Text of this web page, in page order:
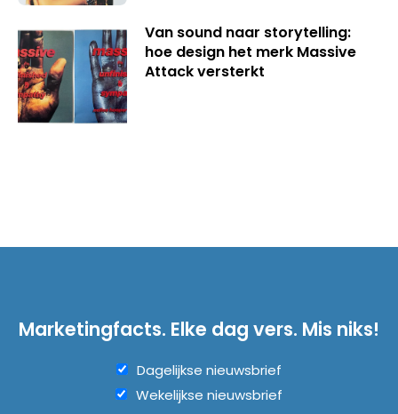
Van sound naar storytelling:
hoe design het merk Massive
Attack versterkt
Marketingfacts. Elke dag vers. Mis niks!
Dagelijkse nieuwsbrief
Wekelijkse nieuwsbrief